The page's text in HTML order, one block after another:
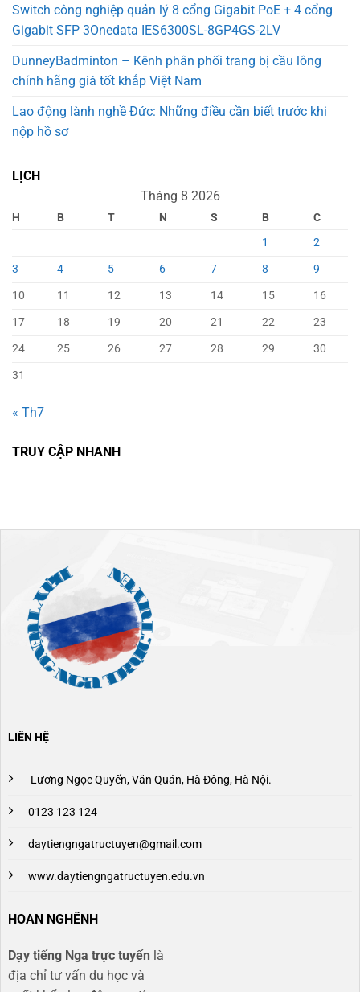
Switch công nghiệp quản lý 8 cổng Gigabit PoE + 4 cổng
Gigabit SFP 3Onedata IES6300SL-8GP4GS-2LV
DunneyBadminton – Kênh phân phối trang bị cầu lông
chính hãng giá tốt khắp Việt Nam
Lao động lành nghề Đức: Những điều cần biết trước khi
nộp hồ sơ
LỊCH
Tháng 8 2026
H B T N S B
C
1
2
3
4 5 6 7 8
9
10
11 12 13 14 15
16
17
18 19 20 21 22
23
24
25 26 27 28 29
30
31
« Th7
TRUY CẬP NHANH
LIÊN HỆ
Lương Ngọc Quyến, Văn Quán, Hà Đông, Hà Nội.
0123 123 124
daytiengngatructuyen@gmail.com
www.daytiengngatructuyen.edu.vn
HOAN NGHÊNH
Dạy tiếng Nga trực tuyến là
địa chỉ tư vấn du học và